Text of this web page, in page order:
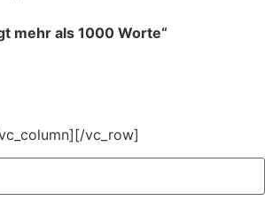
mehr als 1000 Worte“
vc_row]